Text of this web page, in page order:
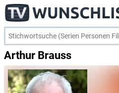
Arthur Brauss